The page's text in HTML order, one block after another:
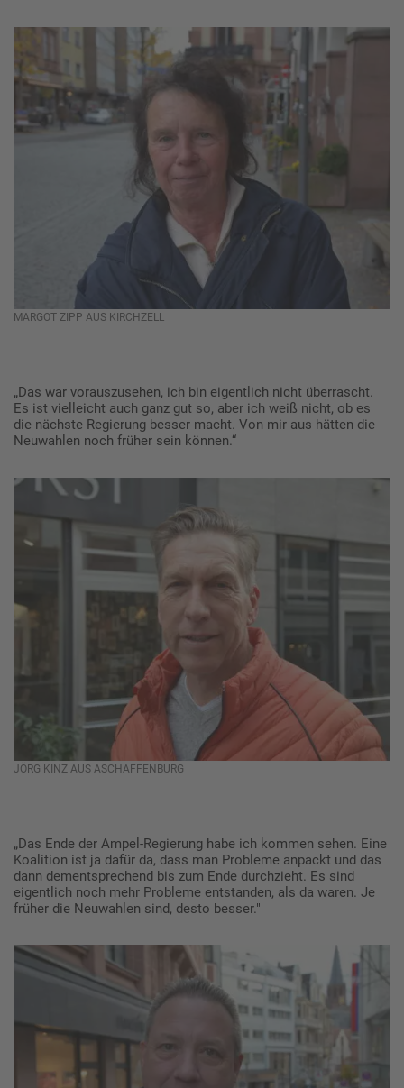
MARGOT ZIPP AUS KIRCHZELL
„Das war vorauszusehen, ich bin eigentlich nicht überrascht.
Es ist vielleicht auch ganz gut so, aber ich weiß nicht, ob es
die nächste Regierung besser macht. Von mir aus hätten die
Neuwahlen noch früher sein können.“
JÖRG KINZ AUS ASCHAFFENBURG
„Das Ende der Ampel-Regierung habe ich kommen sehen. Eine
Koalition ist ja dafür da, dass man Probleme anpackt und das
dann dementsprechend bis zum Ende durchzieht. Es sind
eigentlich noch mehr Probleme entstanden, als da waren. Je
früher die Neuwahlen sind, desto besser."